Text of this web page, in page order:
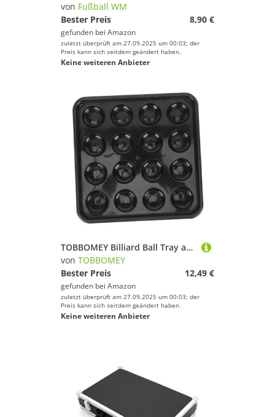
von Fußball WM
Bester Preis
8,90 €
gefunden bei Amazon
zuletzt überprüft am 27.09.2025 um 00:03; der
Preis kann sich seitdem geändert haben.
Keine weiteren Anbieter
TOBBOMEY Billiard Ball Tray aus Robustem Kunststoff Stabiles Snooker Ball Aufbewahrungstablett für Kugeln Leichtes und Langlebiges für Spielzimmer und Billardraum
von TOBBOMEY
Bester Preis
12,49 €
gefunden bei Amazon
zuletzt überprüft am 27.09.2025 um 00:03; der
Preis kann sich seitdem geändert haben.
Keine weiteren Anbieter